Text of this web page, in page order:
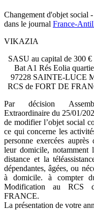
Changement d'objet social
dans le journal France-
VIKAZIA
SASU au capital de 300 €
Bat A1 Rés Eolia
97228 SAINTE-LUCE
RCS de FORT DE
Par décision
Extraordinaire du 25/01/
de modifier l’objet social
ce qui concerne les
personne exercées
leur domicile, notamment
distance et la
dépendantes, âgées, ou
à domicile. à compter
Modification au RCS
FRANCE.
La présentation de votre